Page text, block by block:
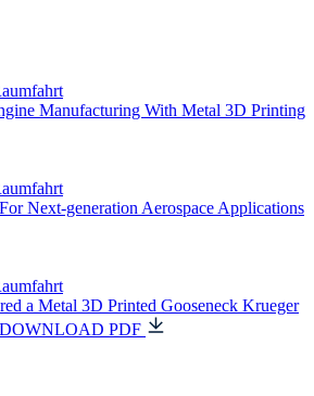
Manufacturing With Metal 3D Printing
Next-generation Aerospace Applications
a Metal 3D Printed Gooseneck Krueger
DOWNLOAD PDF